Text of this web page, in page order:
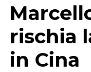
rischia
in Cina